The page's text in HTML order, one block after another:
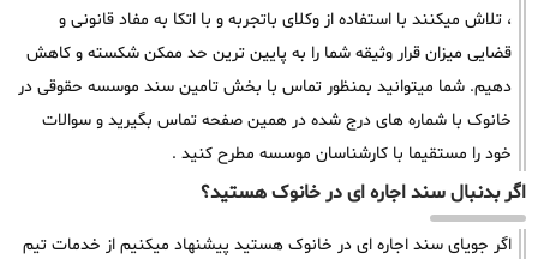
، تلاش میکنند با استفاده از وکلای باتجربه و با اتکا به مفاد قانونی و
قضایی میزان قرار وثیقه شما را به پایین ترین حد ممکن شکسته و کاهش
دهیم. شما میتوانید بمنظور تماس با بخش تامین سند موسسه حقوقی در
خانوک با شماره های درج شده در همین صفحه تماس بگیرید و سوالات
خود را مستقیما با کارشناسان موسسه مطرح کنید .
اگر بدنبال سند اجاره ای در خانوک هستید؟
اگر جویای سند اجاره ای در خانوک هستید پیشنهاد میکنیم از خدمات تیم